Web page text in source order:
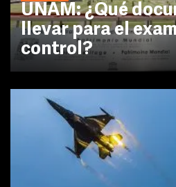
UNAM: ¿Qué
llevar para el
control?